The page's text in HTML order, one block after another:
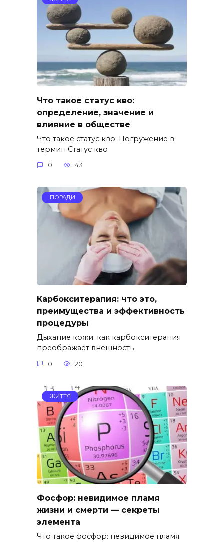
Что такое статус кво:
определение, значение и
влияние в обществе
Что такое статус кво: Погружение в
термин Статус кво
0 43
ПОРАДИ
Карбокситерапия: что это,
преимущества и эффективность
процедуры
Дыхание кожи: как карбокситерапия
преображает внешность
0 20
ЖИТТЯ
Фосфор: невидимое пламя
жизни и смерти — секреты
элемента
Что такое фосфор: невидимое пламя